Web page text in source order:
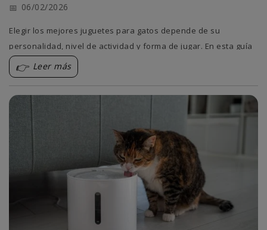
06/02/2026
Elegir los mejores juguetes para gatos depende de su
personalidad, nivel de actividad y forma de jugar. En esta guía
te ayudamos a encontrar el juguete ideal para estimular su
mente, su cuerpo y evitar el aburrimiento.
Leer más